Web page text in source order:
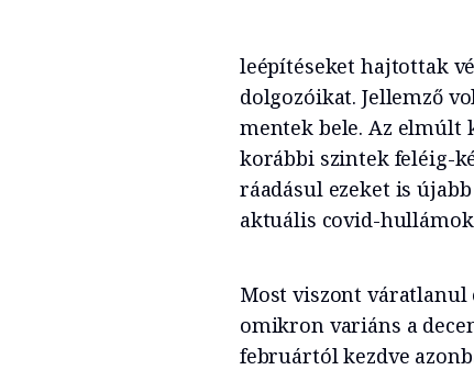
leépítéseket hajtottak
dolgozóikat. Jellemző
mentek bele. Az elmúlt
korábbi szintek feléig-
ráadásul ezeket is
aktuális covid-
Most viszont váratlanul
omikron variáns a
februártól kezdve